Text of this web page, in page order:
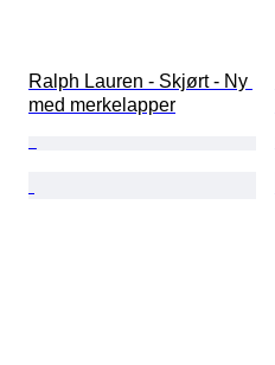
Ralph Lauren - Skjørt - Ny
med merkelapper